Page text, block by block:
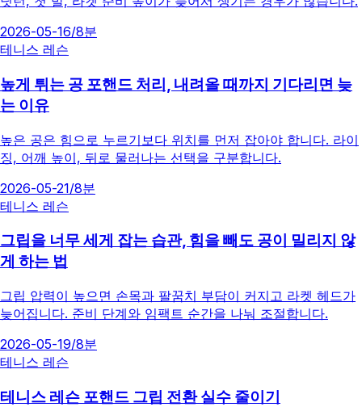
2026-05-16/8분
테니스 레슨
높게 튀는 공 포핸드 처리, 내려올 때까지 기다리면 늦
는 이유
높은 공은 힘으로 누르기보다 위치를 먼저 잡아야 합니다. 라이
징, 어깨 높이, 뒤로 물러나는 선택을 구분합니다.
2026-05-21/8분
테니스 레슨
그립을 너무 세게 잡는 습관, 힘을 빼도 공이 밀리지 않
게 하는 법
그립 압력이 높으면 손목과 팔꿈치 부담이 커지고 라켓 헤드가
늦어집니다. 준비 단계와 임팩트 순간을 나눠 조절합니다.
2026-05-19/8분
테니스 레슨
테니스 레슨 포핸드 그립 전환 실수 줄이기